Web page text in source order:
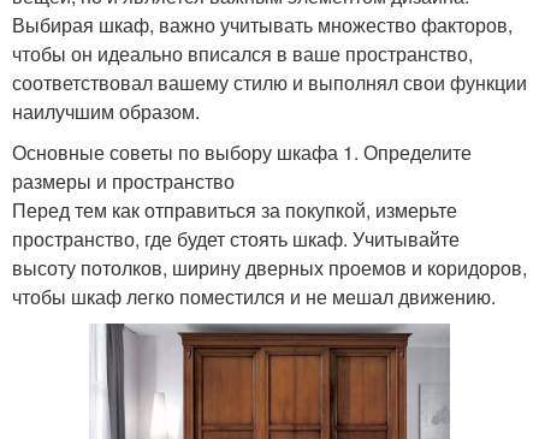
Выбирая шкаф, важно учитывать множество факторов,
чтобы он идеально вписался в ваше пространство,
соответствовал вашему стилю и выполнял свои функции
наилучшим образом.
Основные советы по выбору шкафа 1. Определите
размеры и пространство
Перед тем как отправиться за покупкой, измерьте
пространство, где будет стоять шкаф. Учитывайте
высоту потолков, ширину дверных проемов и коридоров,
чтобы шкаф легко поместился и не мешал движению.